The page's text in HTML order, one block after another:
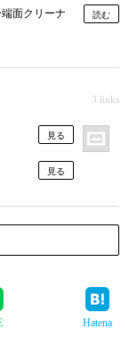
面クリーナ
読む
3 links
見る
見る
Hatena